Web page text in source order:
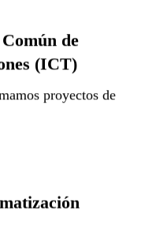
de
(ICT)
proyectos de
los registros y
instalación de